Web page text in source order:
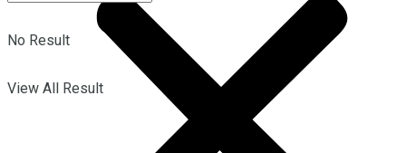
No Result
View All Result